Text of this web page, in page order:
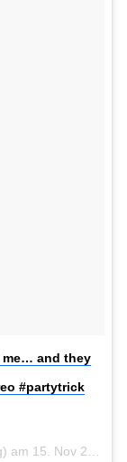
me… and they
#partytrick
am 15. Nov 2017 um 15:45 Uhr